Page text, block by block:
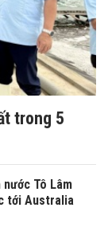
trong 5
Tô Lâm
tới Australia